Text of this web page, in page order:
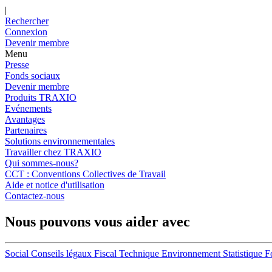
|
Rechercher
Connexion
Devenir membre
Menu
Presse
Fonds sociaux
Devenir membre
Produits TRAXIO
Evénements
Avantages
Partenaires
Solutions environnementales
Travailler chez TRAXIO
Qui sommes-nous?
CCT : Conventions Collectives de Travail
Aide et notice d'utilisation
Contactez-nous
Nous pouvons vous aider avec
Social Conseils légaux Fiscal Technique Environnement Statistique